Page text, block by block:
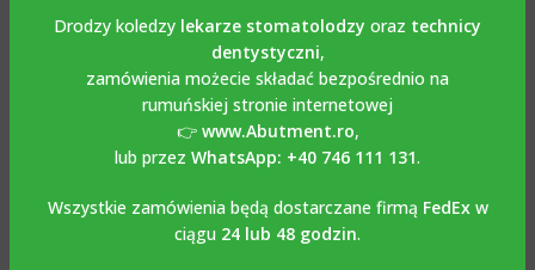
Drodzy koledzy lekarze stomatolodzy oraz technicy
dentystyczni,
zamówienia możecie składać bezpośrednio na
rumuńskiej stronie internetowej
👉 www.Abutment.ro,
lub przez WhatsApp: +40 746 111 131.
Wszystkie zamówienia będą dostarczane firmą FedExw
ciągu 24 lub 48 godzin.
kompatybilny z BIO-HORIZONS
Łącznik prosty ze śrubą kompatybilny z BIO-HORIZONS
wykonany jest z tytanu klasy5-6AL4V i dostępny jest o
średnicy 3 mm i wysokości kołnierza 2 mm. Śruba jest
dołączona do zestawu. Zalecany moment obrotowy to 30
stosowany zarówno w przypadku koron, jak i cementowych
mostów protetycznych. Połączenie hex jo dokładności do